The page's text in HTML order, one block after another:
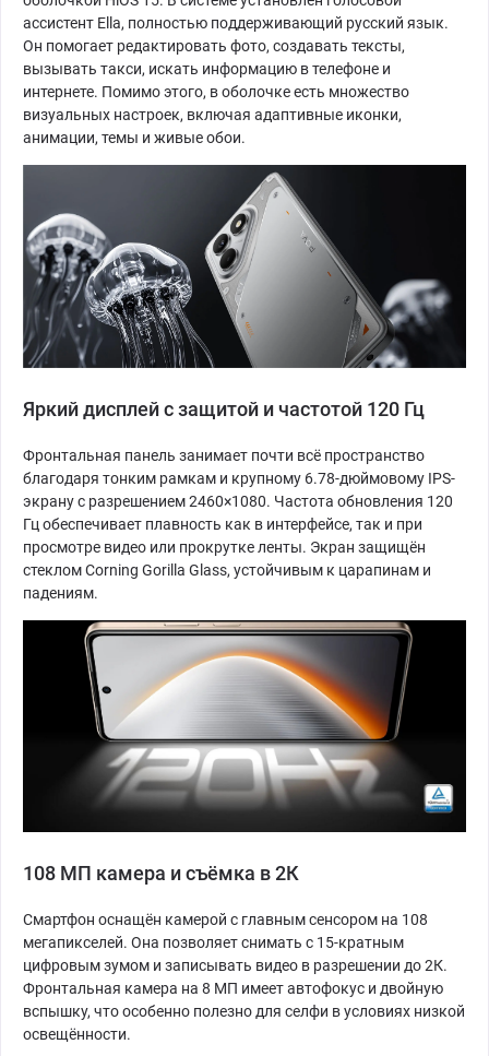
ассистент Ella, полностью поддерживающий русский язык.
Он помогает редактировать фото, создавать тексты,
вызывать такси, искать информацию в телефоне и
интернете. Помимо этого, в оболочке есть множество
визуальных настроек, включая адаптивные иконки,
анимации, темы и живые обои.
Яркий дисплей с защитой и частотой 120 Гц
Фронтальная панель занимает почти всё пространство
благодаря тонким рамкам и крупному 6.78-дюймовому IPS-
экрану с разрешением 2460×1080. Частота обновления 120
Гц обеспечивает плавность как в интерфейсе, так и при
просмотре видео или прокрутке ленты. Экран защищён
стеклом Corning Gorilla Glass, устойчивым к царапинам и
падениям.
108 МП камера и съёмка в 2К
Смартфон оснащён камерой с главным сенсором на 108
мегапикселей. Она позволяет снимать с 15-кратным
цифровым зумом и записывать видео в разрешении до 2К.
Фронтальная камера на 8 МП имеет автофокус и двойную
вспышку, что особенно полезно для селфи в условиях низкой
освещённости.